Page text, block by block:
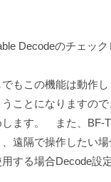
Decodeのチェック
もこの機能は動作
ことになりますの
します。 また、BF-
遠隔で操作したい
する場合Decode設